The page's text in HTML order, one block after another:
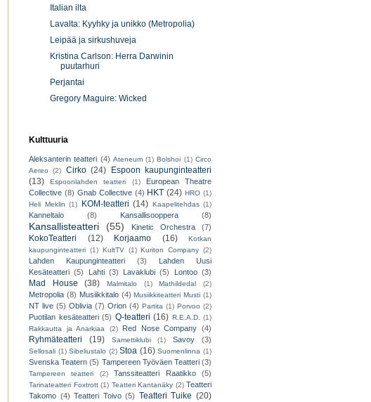
Italian ilta
Lavalta: Kyyhky ja unikko (Metropolia)
Leipää ja sirkushuveja
Kristina Carlson: Herra Darwinin
puutarhuri
Perjantai
Gregory Maguire: Wicked
Kulttuuria
Aleksanterin teatteri (4) Ateneum (1) Bolshoi (1) Circo
Aereo
(2) Cirko (24)
Espoon kaupunginteatteri
(13)
Espoonlahden teatteri (1)
European Theatre
Collective (8) Gnab Collective (4) HKT (24) HRO (1)
Heli Meklin (1) KOM-teatteri (14) Kaapelitehdas (1)
Kanneltalo (8) Kansallisooppera (8)
Kansallisteatteri (55) Kinetic Orchestra (7)
KokoTeatteri (12) Korjaamo (16)
Kotkan
kaupunginteatteri (1) KultTV (1) Kuriton Company (2)
Lahden Kaupunginteatteri (3)
Lahden Uusi
Kesäteatteri (5) Lahti (3) Lavaklubi (5) Lontoo (3)
Mad House (38) Malmitalo (1) Mathildedal (2)
Metropolia (8) Musiikkitalo (4) Musiikkiteatteri Musti (1)
NT live (5) Oblivia (7) Orion (4) Partita (1) Porvoo (2)
Puotilan kesäteatteri (5) Q-teatteri (16) R.E.A.D. (1)
Rakkautta ja Anarkiaa
(2) Red Nose Company (4)
Ryhmäteatteri (19) Samettiklubi (1) Savoy (3)
Sellosali (1) Sibeliustalo (2) Stoa (16) Suomenlinna (1)
Svenska Teatern (5) Tampereen Työväen Teatteri (3)
Tampereen teatteri (2) Tanssiteatteri Raatikko (5)
Tarinateatteri Foxtrott (1) Teatteri Kantanäky (2) Teatteri
Takomo (4) Teatteri Toivo (5) Teatteri Tuike (20)